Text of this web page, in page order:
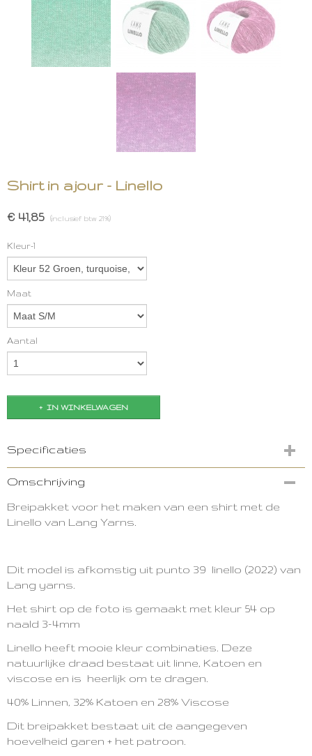
Shirt in ajour - Linello
€ 41,85 (inclusief btw 21%)
Kleur-1
Maat
Aantal
IN WINKELWAGEN
Specificaties
Omschrijving
Breipakket voor het maken van een shirt met de
Linello van Lang Yarns.
Dit model is afkomstig uit punto 39 linello (2022) van
Lang yarns.
Het shirt op de foto is gemaakt met kleur 54 op
naald 3-4mm
Linello heeft mooie kleur combinaties. Deze
natuurlijke draad bestaat uit linne, Katoen en
viscose en is heerlijk om te dragen.
40% Linnen, 32% Katoen en 28% Viscose
Dit breipakket bestaat uit de aangegeven
hoevelheid garen + het patroon.